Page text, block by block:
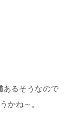
あるそうなので
かね～。